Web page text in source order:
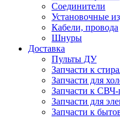
Соединители
Установочные
Кабели, провода
Шнуры
Доставка
Пульты ДУ
Запчасти к
Запчасти для
Запчасти к СВЧ-
Запчасти для
Запчасти к